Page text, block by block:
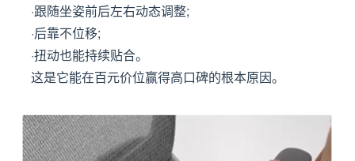
·跟随坐姿前后左右动态调整;
·后靠不位移;
·扭动也能持续贴合。
这是它能在百元价位赢得高口碑的根本原因。